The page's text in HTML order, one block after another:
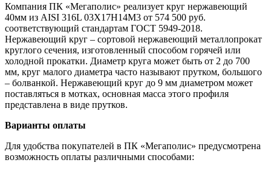
Компания ПК «Мегаполис» реализует круг нержавеющий
40мм из AISI 316L 03Х17Н14М3 от 574 500 руб.
соответствующий стандартам ГОСТ 5949-2018.
Нержавеющий круг – сортовой нержавеющий металлопрокат
круглого сечения, изготовленный способом горячей или
холодной прокатки. Диаметр круга может быть от 2 до 700
мм, круг малого диаметра часто называют прутком, большого
– болванкой. Нержавеющий круг до 9 мм диаметром может
поставляться в мотках, основная масса этого профиля
представлена в виде прутков.
Варианты оплаты
Для удобства покупателей в ПК «Мегаполис» предусмотрена
возможность оплаты различными способами: